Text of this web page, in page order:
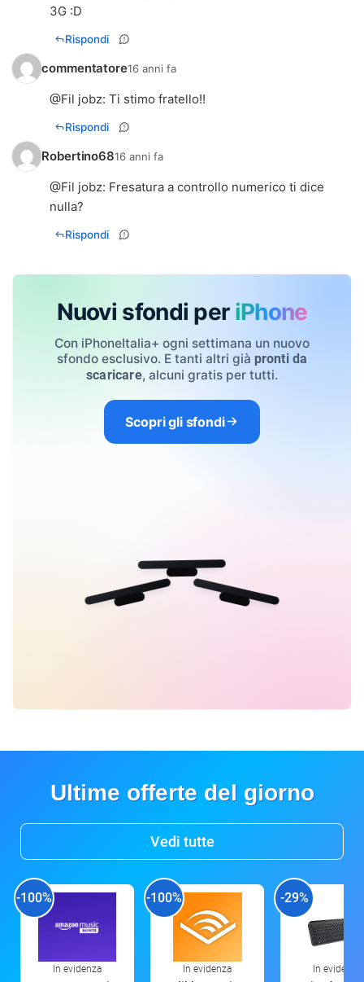
3G :D
Rispondi
commentatore16 anni fa
@Fil jobz: Ti stimo fratello!!
Rispondi
Robertino6816 anni fa
@Fil jobz: Fresatura a controllo numerico ti dice
nulla?
Rispondi
Nuovi sfondi per iPhone
Con iPhoneItalia+ ogni settimana un nuovo
sfondo esclusivo. E tanti altri già pronti da
scaricare, alcuni gratis per tutti.
Scopri gli sfondi
Ultime offerte del giorno
Vedi tutte
-100%
In evidenza
-100%
In evidenza
-29%
In evidenza